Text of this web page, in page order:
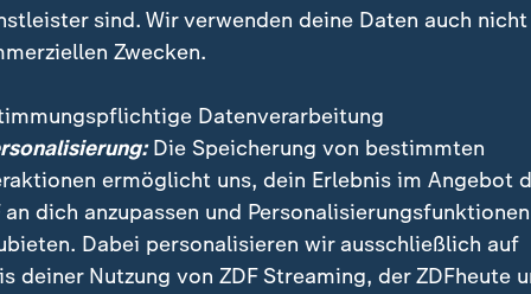
sind. Wir verwenden deine Daten auch nicht
Zwecken.
Datenverarbeitung
Die Speicherung von bestimmten
ermöglicht uns, dein Erlebnis im Angebot
an dich anzupassen und Personalisierungsfunktionen
Dabei personalisieren wir ausschließlich auf
deiner Nutzung von ZDF Streaming, der ZDFheute